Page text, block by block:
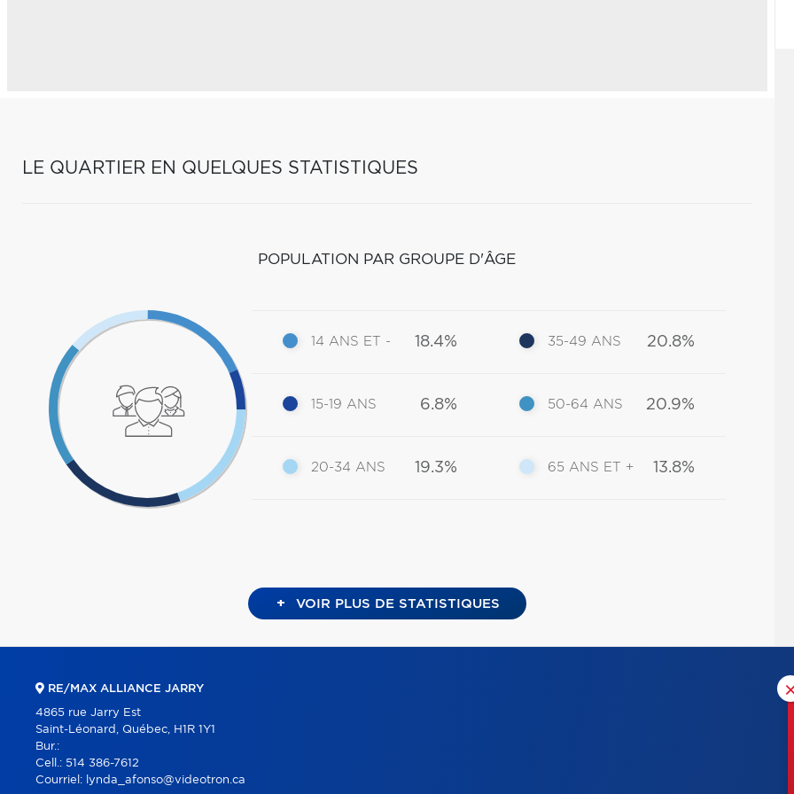
LE QUARTIER EN QUELQUES STATISTIQUES
POPULATION PAR GROUPE D'ÂGE
14 ANS ET - 18.4%
15-19 ANS 6.8%
20-34 ANS 19.3%
35-49 ANS 20.8%
50-64 ANS 20.9%
65 ANS ET + 13.8%
+ VOIR PLUS DE STATISTIQUES
RE/MAX ALLIANCE JARRY
4865 rue Jarry Est
Saint-Léonard, Québec, H1R 1Y1
Bur.:
Cell.: 514 386-7612
Courriel: lynda_afonso@videotron.ca